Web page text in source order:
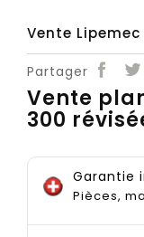
Vente Lipemec
Partager
Vente
300
Garantie
Pièces,